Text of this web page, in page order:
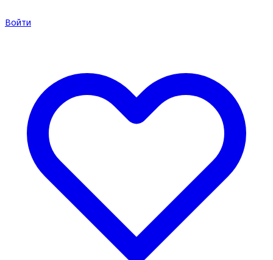
Войти